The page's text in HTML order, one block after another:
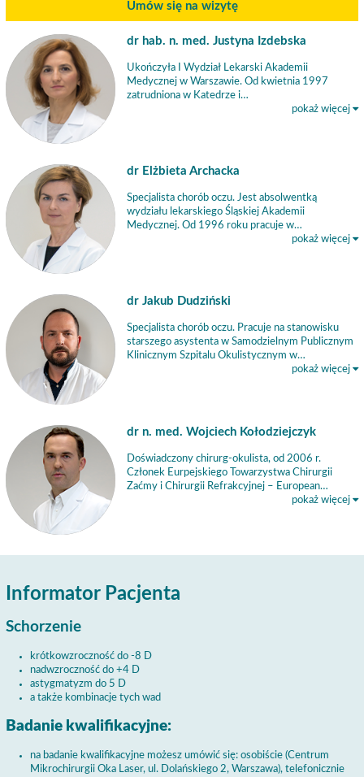
Umów się na wizytę
dr hab. n. med. Justyna Izdebska
Ukończyła I Wydział Lekarski Akademii
Medycznej w Warszawie. Od kwietnia 1997
zatrudniona w Katedrze i…
pokaż więcej
dr Elżbieta Archacka
Specjalista chorób oczu. Jest absolwentką
wydziału lekarskiego Śląskiej Akademii
Medycznej. Od 1996 roku pracuje w…
pokaż więcej
dr Jakub Dudziński
Specjalista chorób oczu. Pracuje na stanowisku
starszego asystenta w Samodzielnym Publicznym
Klinicznym Szpitalu Okulistycznym w…
pokaż więcej
dr n. med. Wojciech Kołodziejczyk
Doświadczony chirurg-okulista, od 2006 r.
Członek Eurpejskiego Towarzystwa Chirurgii
Zaćmy i Chirurgii Refrakcyjnej – European…
pokaż więcej
Informator Pacjenta
Schorzenie
krótkowzroczność do -8 D
nadwzroczność do +4 D
astygmatyzm do 5 D
a także kombinacje tych wad
Badanie kwalifikacyjne:
na badanie kwalifikacyjne możesz umówić się: osobiście (Centrum
Mikrochirurgii Oka Laser, ul. Dolańskiego 2, Warszawa), telefonicznie